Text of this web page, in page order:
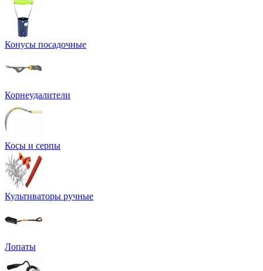
Конусы посадочные
Корнеудалители
Косы и серпы
Культиваторы ручные
Лопаты